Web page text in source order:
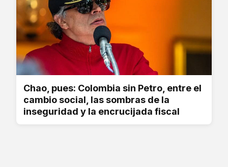
Chao, pues: Colombia sin Petro, entre el
cambio social, las sombras de la
inseguridad y la encrucijada fiscal